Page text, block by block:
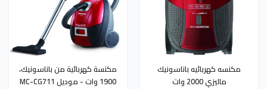
مكنسه كهربائيه باناسونيك
ماليزي 2000 وات
مكنسة كهربائية من باناسونيك،
1900 وات - موديل MC-CG711